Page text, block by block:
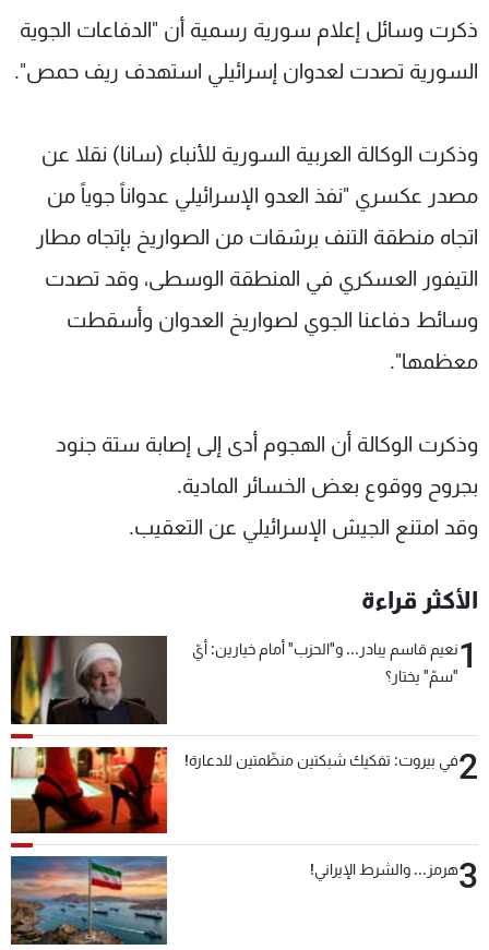
ذكرت وسائل إعلام سورية رسمية أن "الدفاعات الجوية
السورية تصدت لعدوان إسرائيلي استهدف ريف حمص".
وذكرت الوكالة العربية السورية للأنباء (سانا) نقلا عن
مصدر عكسري "نفذ العدو الإسرائيلي عدواناً جوياً من
اتجاه منطقة التنف برشقات من الصواريخ بإتجاه مطار
التيفور العسكري في المنطقة الوسطى، وقد تصدت
وسائط دفاعنا الجوي لصواريخ العدوان وأسقطت
معظمها".
وذكرت الوكالة أن الهجوم أدى إلى إصابة ستة جنود
بجروح ووقوع بعض الخسائر المادية.
وقد امتنع الجيش الإسرائيلي عن التعقيب.
الأكثر قراءة
1نعيم قاسم يبادر... و"الحزب" أمام خيارين: أيّ
"سمّ" يختار؟
2في بيروت: تفكيك شبكتين منظّمتين للدعارة!
3هرمز... والشرط الإيراني!
شاهد البرامج
الإنـتـاج
لاعلاناتكم
تواصل معنا
شروط الإسـتخدام
سياسة الخصوصية